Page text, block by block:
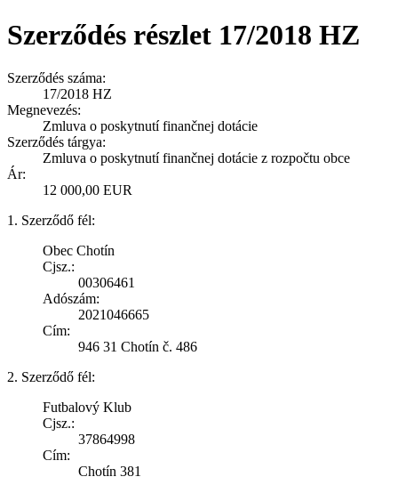
Szerződés részlet 17/2018 HZ
Szerződés száma:
17/2018 HZ
Megnevezés:
Zmluva o poskytnutí finančnej dotácie
Szerződés tárgya:
Zmluva o poskytnutí finančnej dotácie z rozpočtu obce
Ár:
12 000,00 EUR
1. Szerződő fél:
Obec Chotín
Cjsz.:
00306461
Adószám:
2021046665
Cím:
946 31 Chotín č. 486
2. Szerződő fél:
Futbalový Klub
Cjsz.:
37864998
Cím:
Chotín 381